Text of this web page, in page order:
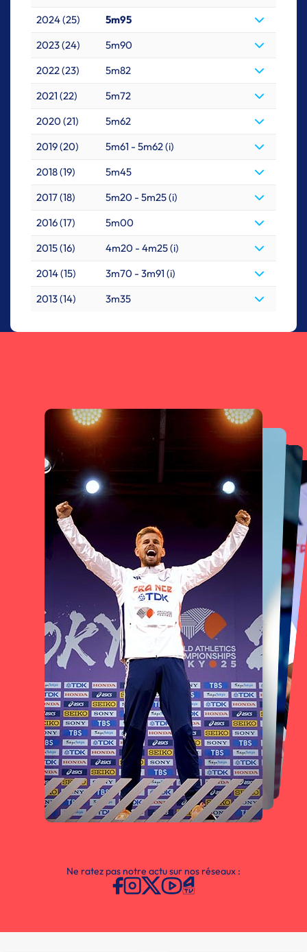
2024 (25)
5m95
2023 (24)
5m90
2022 (23)
5m82
2021 (22)
5m72
2020 (21)
5m62
2019 (20)
5m61 - 5m62 (i)
2018 (19)
5m45
2017 (18)
5m20 - 5m25 (i)
2016 (17)
5m00
2015 (16)
4m20 - 4m25 (i)
2014 (15)
3m70 - 3m91 (i)
2013 (14)
3m35
Ne ratez pas notre actu sur nos réseaux :